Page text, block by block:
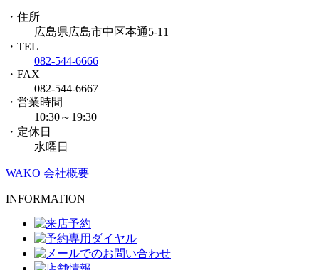
・住所
広島県広島市中区本通5-11
・TEL
082-544-6666
・FAX
082-544-6667
・営業時間
10:30～19:30
・定休日
水曜日
WAKO 会社概要
INFORMATION